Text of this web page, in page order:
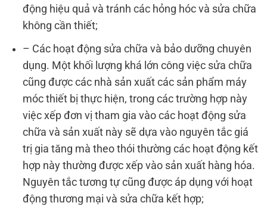
động hiệu quả và tránh các hỏng hóc và sửa chữa
không cần thiết;
– Các hoạt động sửa chữa và bảo dưỡng chuyên
dụng. Một khối lượng khá lớn công việc sửa chữa
cũng được các nhà sản xuất các sản phẩm máy
móc thiết bị thực hiện, trong các trường hợp này
việc xếp đơn vị tham gia vào các hoạt động sửa
chữa và sản xuất này sẽ dựa vào nguyên tắc giá
trị gia tăng mà theo thói thường các hoạt động kết
hợp này thường được xếp vào sản xuất hàng hóa.
Nguyên tắc tương tự cũng được áp dụng với hoạt
động thương mại và sửa chữa kết hợp;